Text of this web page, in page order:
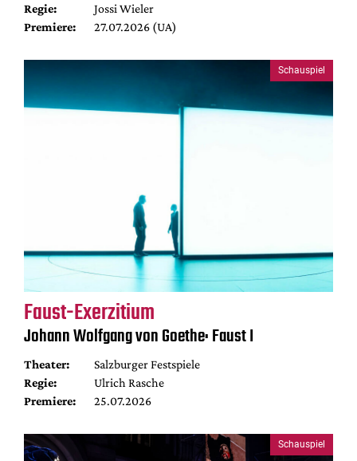
Regie:
Jossi Wieler
Premiere:
27.07.2026 (UA)
Schauspiel
Faust-Exerzitium
Johann Wolfgang von Goethe: Faust I
Theater:
Salzburger Festspiele
Regie:
Ulrich Rasche
Premiere:
25.07.2026
Schauspiel